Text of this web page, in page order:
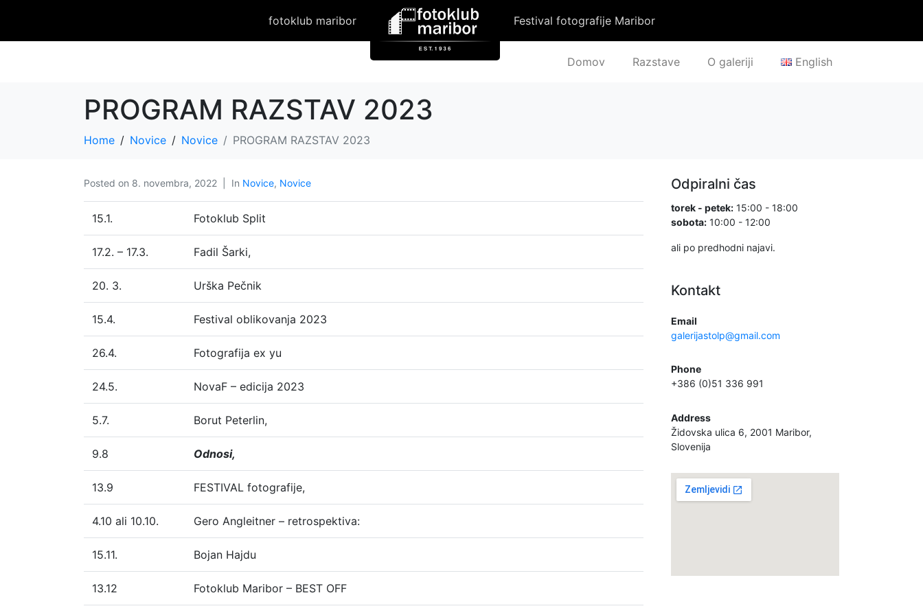
fotoklub maribor Festival fotografije Maribor
Domov Razstave O galeriji English
PROGRAM RAZSTAV 2023
Home Novice Novice PROGRAM RAZSTAV 2023
Posted on 8. novembra, 2022 In Novice, Novice
15.1. Fotoklub Split
17.2. – 17.3. Fadil Šarki,
20. 3. Urška Pečnik
15.4. Festival oblikovanja 2023
26.4. Fotografija ex yu
24.5. NovaF – edicija 2023
5.7. Borut Peterlin,
9.8 Odnosi,
13.9 FESTIVAL fotografije,
4.10 ali 10.10. Gero Angleitner – retrospektiva:
15.11. Bojan Hajdu
13.12 Fotoklub Maribor – BEST OFF
Odpiralni čas
torek - petek: 15:00 - 18:00
sobota: 10:00 - 12:00
ali po predhodni najavi.
Kontakt
Email
galerijastolp@gmail.com
Phone
+386 (0)51 336 991
Address
Židovska ulica 6, 2001 Maribor,
Slovenija